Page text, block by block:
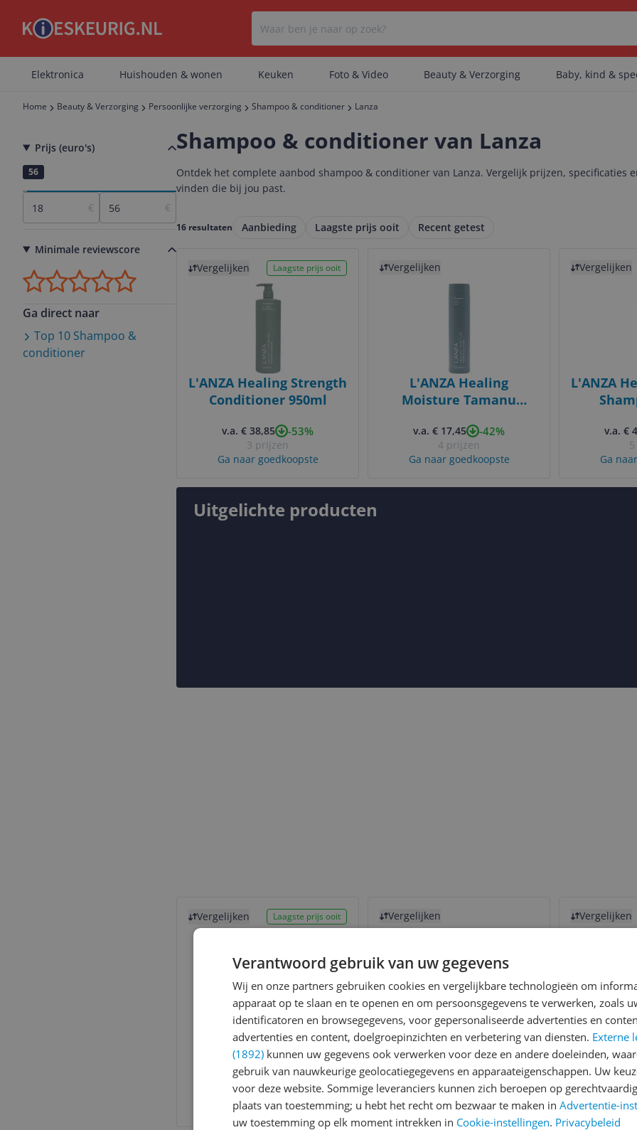
Er zijn geen categorieën gevonden.
Elektronica Huishouden & wonen Keuken Foto & Video Beauty & Verzorging Baby, kind &
Home Beauty & Verzorging Persoonlijke verzorging Shampoo & conditioner Lanza
Prijs (euro's)
18
56
€ €
Minimale reviewscore
Ga direct naar
Top 10 Shampoo &
conditioner
Shampoo & conditioner van Lanza
Ontdek het complete aanbod shampoo & conditioner van Lanza. Vergelijk prijzen, specificaties
vinden die bij jou past.
16 resultaten Aanbieding Laagste prijs ooit Recent getest
Vergelijken Laagste prijs ooit
L'ANZA Healing Strength
Conditioner 950ml
v.a. € 38,85 -53%
3 prijzen
Ga naar goedkoopste
Vergelijken
L'ANZA Healing
Moisture Tamanu
v.a. € 17,45 -42%
4 prijzen
Ga naar goedkoopste
Vergelijken
L'ANZA
v.a. €
Ga
Uitgelichte producten
Vergelijken Laagste prijs ooit
L'ANZA Healing Style
Dry Shampoo 242ml
v.a. € 19,99 -26%
4 prijzen
Ga naar goedkoopste
Vergelijken
L'ANZA Healing
ColorCare Shampoo
300ml
v.a. € 20,85 -26%
6 prijzen
Ga naar goedkoopste
Vergelijken
L'ANZA
Oil Hair
Ga
Verantwoord gebruik van uw gegevens
Wij en onze partners gebruiken cookies en vergelijkbare technologieën om
apparaat op te slaan en te openen en om persoonsgegevens te verwerken, zoals
identificatoren en browsegegevens, voor gepersonaliseerde advertenties en
advertenties en content, doelgroepinzichten en verbetering van diensten. Externe
(1892) kunnen uw gegevens ook verwerken voor deze en andere doeleinden,
gebruik van nauwkeurige geolocatiegegevens en apparaateigenschappen. Uw
voor deze website. Sommige leveranciers kunnen zich beroepen op
plaats van toestemming; u hebt het recht om bezwaar te maken in Advertentie-
uw toestemming op elk moment intrekken in Cookie-instellingen. Privacybeleid